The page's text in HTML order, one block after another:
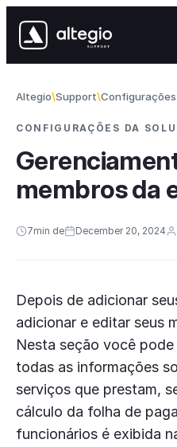
Altegio Support
CONFIGURAÇÕES DA
membros da
7min de December 20, 2024
Depois de adicionar
adicionar e editar seus
Nesta seção você
todas as informações
serviços que prestam,
cálculo da folha de
funcionários é exibida